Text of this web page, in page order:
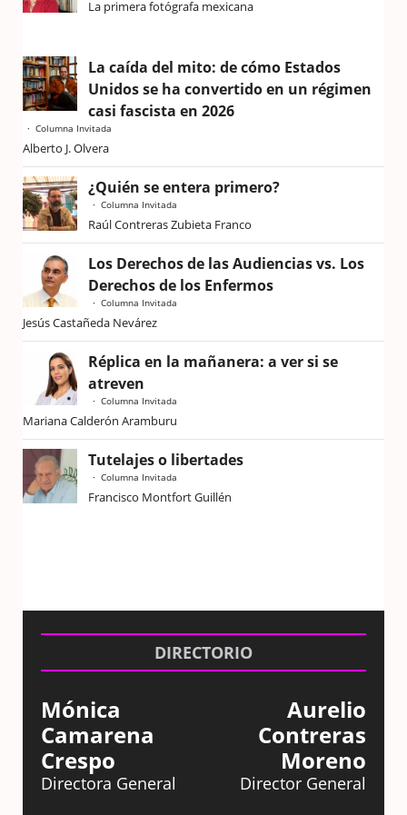
La primera fotógrafa mexicana
La caída del mito: de cómo Estados
Unidos se ha convertido en un régimen
casi fascista en 2026
Columna Invitada
Alberto J. Olvera
¿Quién se entera primero?
Columna Invitada
Raúl Contreras Zubieta Franco
Los Derechos de las Audiencias vs. Los
Derechos de los Enfermos
Columna Invitada
Jesús Castañeda Nevárez
Réplica en la mañanera: a ver si se
atreven
Columna Invitada
Mariana Calderón Aramburu
Tutelajes o libertades
Columna Invitada
Francisco Montfort Guillén
DIRECTORIO
Mónica
Camarena
Crespo
Directora General
Aurelio
Contreras
Moreno
Director General